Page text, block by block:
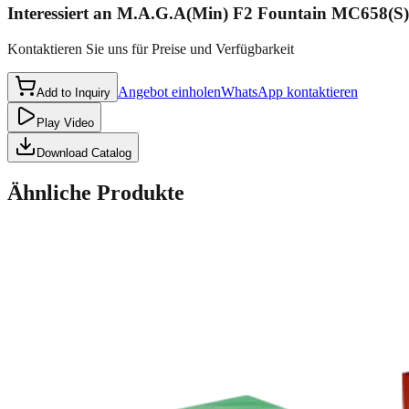
Interessiert an M.A.G.A(Min) F2 Fountain MC658(S)
Kontaktieren Sie uns für Preise und Verfügbarkeit
Add to Inquiry Angebot einholenWhatsApp kontaktieren
Play Video
Download Catalog
Ähnliche Produkte